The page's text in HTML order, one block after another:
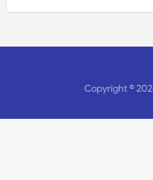
Copyright ©